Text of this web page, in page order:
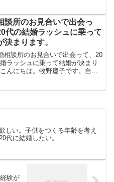
学生時代に出会っていることが
。それで、友達...
談所のお見合いで出会っ
代の結婚ラッシュに乗って
決まります。
談所のお見合いで出会って、20
ラッシュに乗って結婚が決まり
んにちは。牧野慶子です。自然
しい。子供をつくる年齢を考え
代に結婚したい。
験が